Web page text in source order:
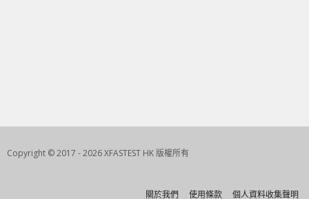
Copyright © 2017 - 2026 XFASTEST HK 版權所有
關於我們 使用條款 個人資料收集聲明